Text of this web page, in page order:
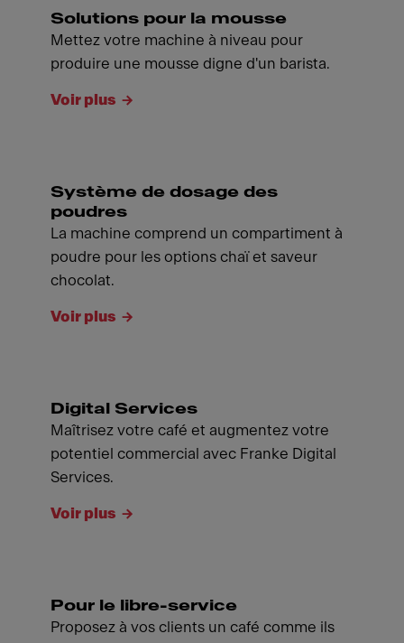
Solutions pour la mousse
Mettez votre machine à niveau pour
produire une mousse digne d'un barista.
Voir plus
Système de dosage des
poudres
La machine comprend un compartiment à
poudre pour les options chaï et saveur
chocolat.
Voir plus
Digital Services
Maîtrisez votre café et augmentez votre
potentiel commercial avec Franke Digital
Services.
Voir plus
Pour le libre-service
Proposez à vos clients un café comme ils